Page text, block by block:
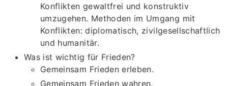
Konflikten gewaltfrei und konstruktiv
umzugehen. Methoden im Umgang mit
Konflikten: diplomatisch, zivilgesellschaftlich
und humanitär.
Was ist wichtig für Frieden?
Gemeinsam Frieden erleben.
Gemeinsam Frieden wahren.